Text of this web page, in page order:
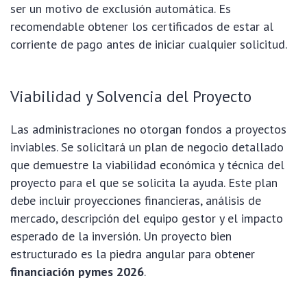
ser un motivo de exclusión automática. Es
recomendable obtener los certificados de estar al
corriente de pago antes de iniciar cualquier solicitud.
Viabilidad y Solvencia del Proyecto
Las administraciones no otorgan fondos a proyectos
inviables. Se solicitará un plan de negocio detallado
que demuestre la viabilidad económica y técnica del
proyecto para el que se solicita la ayuda. Este plan
debe incluir proyecciones financieras, análisis de
mercado, descripción del equipo gestor y el impacto
esperado de la inversión. Un proyecto bien
estructurado es la piedra angular para obtener
financiación pymes 2026.